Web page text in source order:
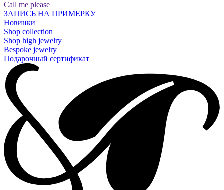
Call me please
ЗАПИСЬ НА ПРИМЕРКУ
Новинки
Shop collection
Shop high jewelry
Bespoke jewelry
Подарочный сертификат